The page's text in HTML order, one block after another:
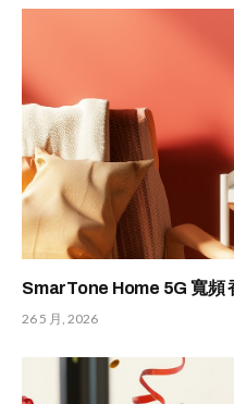
SmarTone Home 5G 寬頻
26 5 月, 2026